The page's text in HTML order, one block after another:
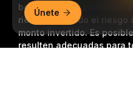
boletín.
Todas las formas
riesgos, incluido el riesgo
monto invertido. Es
resulten adecuadas para
Únete